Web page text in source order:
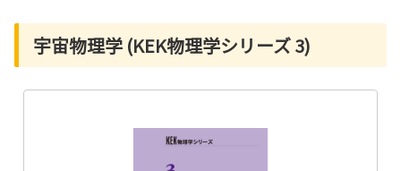
宇宙物理学 (KEK物理学シリーズ 3)